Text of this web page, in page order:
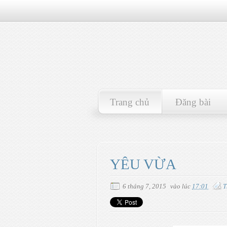
Trang chủ Đăng bài
YÊU VỪA
6 tháng 7, 2015 vào lúc 17:01